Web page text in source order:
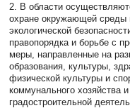
2. В области
охране окружающей среды
экологической
правопорядка и борьбе с
меры, направленные на
образования, культуры,
физической культуры и
коммунального хозяйства и
градостроительной